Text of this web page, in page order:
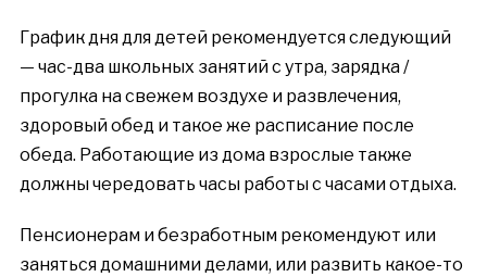
График дня для детей рекомендуется следующий
— час-два школьных занятий с утра, зарядка /
прогулка на свежем воздухе и развлечения,
здоровый обед и такое же расписание после
обеда. Работающие из дома взрослые также
должны чередовать часы работы с часами отдыха.
Пенсионерам и безработным рекомендуют или
заняться домашними делами, или развить какое-то